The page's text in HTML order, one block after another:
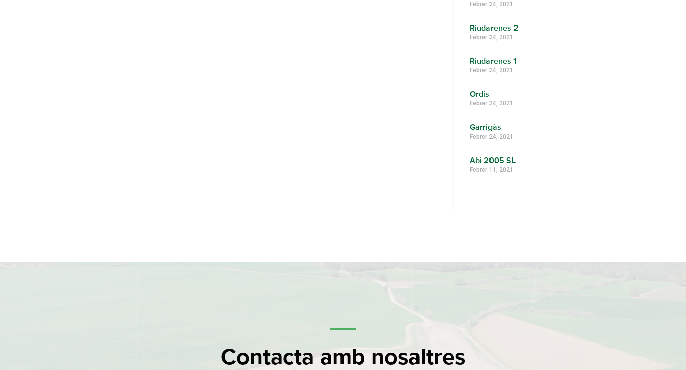
Febrer 24, 2021
Riudarenes 2
Febrer 24, 2021
Riudarenes 1
Febrer 24, 2021
Ordis
Febrer 24, 2021
Garrigàs
Febrer 24, 2021
Abi 2005 SL
Febrer 11, 2021
Contacta amb nosaltres